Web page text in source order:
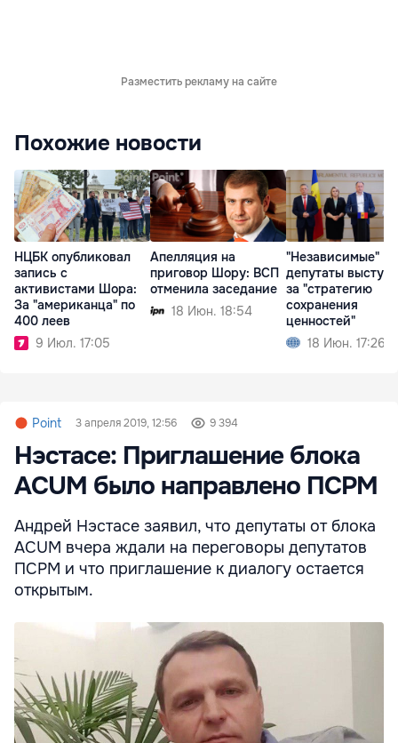
Разместить рекламу на сайте
Похожие новости
НЦБК опубликовал
запись с
активистами Шора:
За "американца" по
400 леев
9 Июл. 17:05
Апелляция на
приговор Шору: ВСП
отменила заседание
18 Июн. 18:54
"Независимые"
депутаты
за "стратегию
сохранения
ценностей"
18 Июн. 17:26
Point 3 апреля 2019, 12:56 9 394
Нэстасе: Приглашение блока
ACUM было направлено ПСРМ
Андрей Нэстасе заявил, что депутаты от блока
ACUM вчера ждали на переговоры депутатов
ПСРМ и что приглашение к диалогу остается
открытым.